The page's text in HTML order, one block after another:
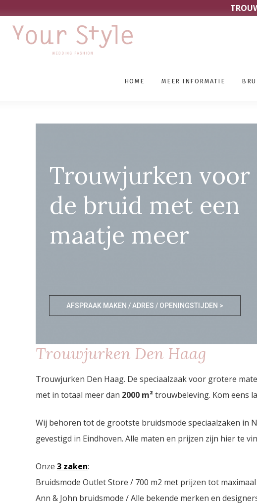
HOME MEER INFORMATIE
Trouwjurken voor
de bruid met een
maatje meer
AFSPRAAK MAKEN / ADRES / OPENINGSTIJDEN >
Trouwjurken Den Haag
Trouwjurken Den Haag. De speciaalzaak voor grotere
met in totaal meer dan 2000 m²trouwbeleving. Kom eens
Wij behoren tot de grootste bruidsmode speciaalzaken in
gevestigd in Eindhoven. Alle maten en prijzen zijn hier te
Onze 3 zaken:
Bruidsmode Outlet Store / 700 m2 met prijzen tot maximaal
Ann & John bruidsmode / Alle bekende merken en